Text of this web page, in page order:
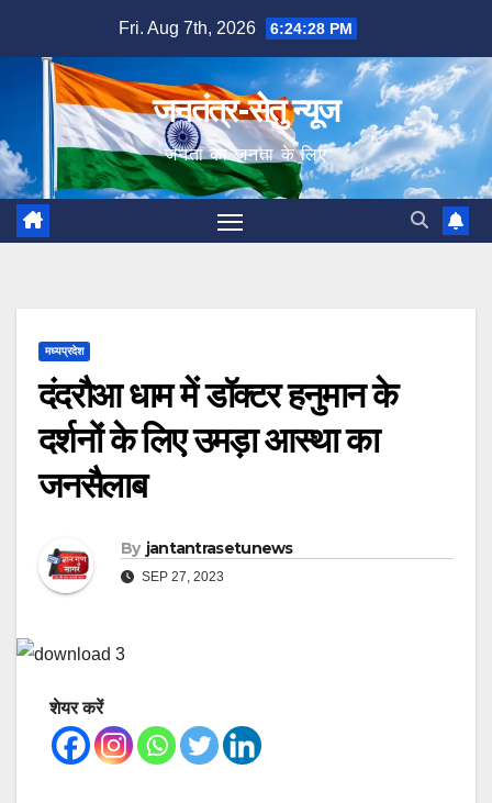
content
Fri. Aug 7th, 2026 6:24:29 PM
जनतंत्र-सेतु न्यूज
जनता का जनता के लिए
मध्यप्रदेश
दंदरौआ धाम में डॉक्टर हनुमान के
दर्शनों के लिए उमड़ा आस्था का
जनसैलाब
By jantantrasetunews
SEP 27, 2023
शेयर करें